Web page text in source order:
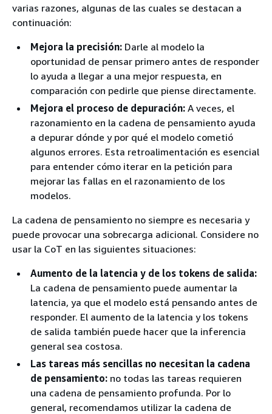
varias razones, algunas de las cuales se destacan a
continuación:
Mejora la precisión: Darle al modelo la
oportunidad de pensar primero antes de responder
lo ayuda a llegar a una mejor respuesta, en
comparación con pedirle que piense directamente.
Mejora el proceso de depuración: A veces, el
razonamiento en la cadena de pensamiento ayuda
a depurar dónde y por qué el modelo cometió
algunos errores. Esta retroalimentación es esencial
para entender cómo iterar en la petición para
mejorar las fallas en el razonamiento de los
modelos.
La cadena de pensamiento no siempre es necesaria y
puede provocar una sobrecarga adicional. Considere no
usar la CoT en las siguientes situaciones:
Aumento de la latencia y de los tokens de salida:
La cadena de pensamiento puede aumentar la
latencia, ya que el modelo está pensando antes de
responder. El aumento de la latencia y los tokens
de salida también puede hacer que la inferencia
general sea costosa.
Las tareas más sencillas no necesitan la cadena
de pensamiento: no todas las tareas requieren
una cadena de pensamiento profunda. Por lo
general, recomendamos utilizar la cadena de